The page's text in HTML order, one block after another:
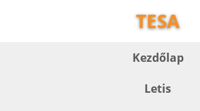
TESA
Kezdőlap
Letis